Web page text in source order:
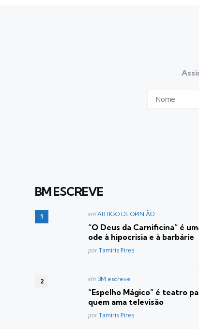
BM ESCREVE
Postado
em ARTIGO DE OPINIÃO
“O Deus da Carnificina” é
ode à hipocrisia e à barbárie
Posted
porTamiris Pires
Postado
em BM escreve
“Espelho Mágico” é teatro
quem ama televisão
Posted
porTamiris Pires